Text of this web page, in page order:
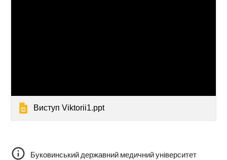
Виступ Viktorii1.ppt
Буковинський державний медичний університет